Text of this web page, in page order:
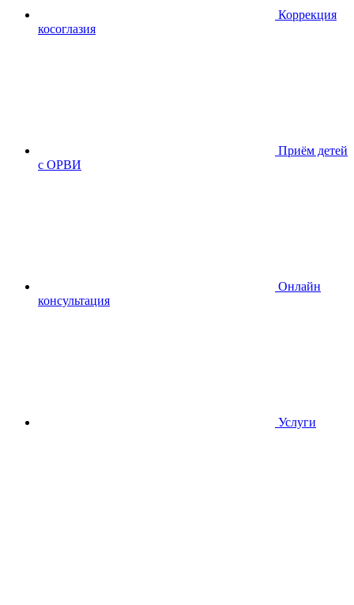
Коррекция
косоглазия
Приём детей
с ОРВИ
Онлайн
консультация
Услуги